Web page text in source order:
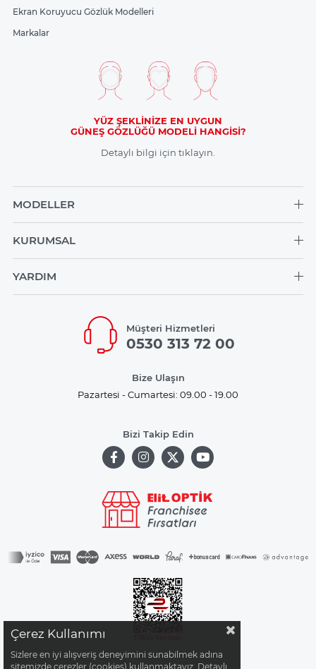
Ekran Koruyucu Gözlük Modelleri
Markalar
YÜZ ŞEKLİNİZE EN UYGUN
GÜNEŞ GÖZLÜĞÜ MODELİ HANGİSİ?
Detaylı bilgi için tıklayın.
MODELLER
KURUMSAL
YARDIM
Müşteri Hizmetleri
0530 313 72 00
Bize Ulaşın
Pazartesi - Cumartesi: 09.00 - 19.00
Bizi Takip Edin
Çerez Kullanımı
Sizlere en iyi alışveriş deneyimini sunabilmek adına
sitemizde çerezler (cookies) kullanmaktayız. Detaylı